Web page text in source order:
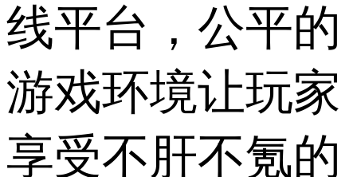
线平台，公平的
游戏环境让玩家
享受不肝不氪的